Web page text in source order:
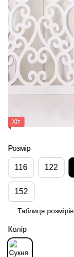
Хіт
Розмір
116 122
152
Таблиця розмірів
Колір